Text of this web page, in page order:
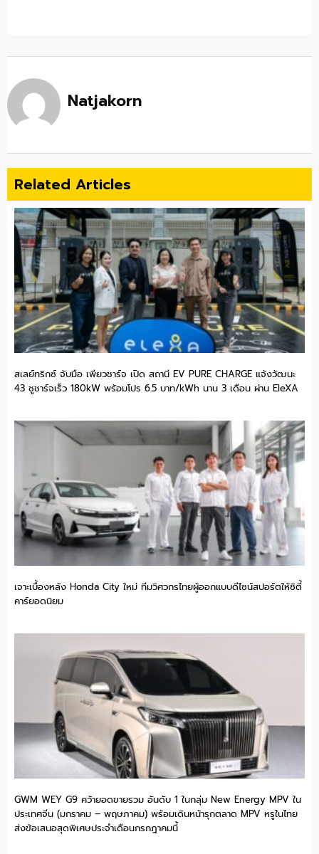
Natjakorn
Related Articles
สเลย์ทริกซ์ จับมือ เพียวชาร์จ เปิด สถานี EV PURE CHARGE แจ้งวัฒนะ
43 ชูชาร์จเร็ว 180kW พร้อมโปร 6.5 บาท/kWh นาน 3 เดือน ผ่าน EleXA
เจาะเบื้องหลัง Honda City ใหม่ ทีมวิศวกรไทยผู้ออกแบบดีไซน์สปอร์ตให้ซิตี้
คาร์ยอดนิยม
GWM WEY G9 คว้ายอดขายรวม อันดับ 1 ในกลุ่ม New Energy MPV ใน
ประเทศจีน (มกราคม – พฤษภาคม) พร้อมเดินหน้ารุกตลาด MPV หรูในไทย
ส่งข้อเสนอสุดพิเศษประจำเดือนกรกฎาคมนี้